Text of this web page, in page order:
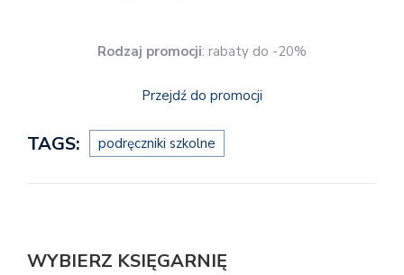
Rodzaj promocji: rabaty do -20%
Przejdź do promocji
TAGS: podręczniki szkolne
WYBIERZ KSIĘGARNIĘ